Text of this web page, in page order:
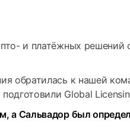
и платёжных решений
обратилась к нашей
Global
а Сальвадор был